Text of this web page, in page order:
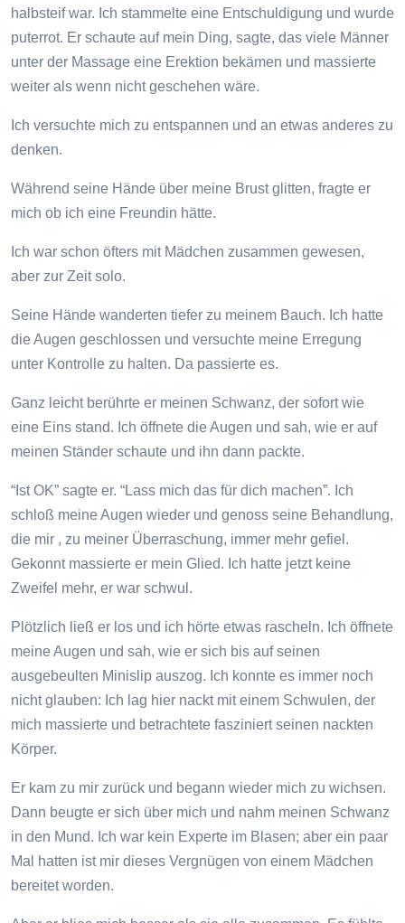
halbsteif war. Ich stammelte eine Entschuldigung und wurde
puterrot. Er schaute auf mein Ding, sagte, das viele Männer
unter der Massage eine Erektion bekämen und massierte
weiter als wenn nicht geschehen wäre.
Ich versuchte mich zu entspannen und an etwas anderes zu
denken.
Während seine Hände über meine Brust glitten, fragte er
mich ob ich eine Freundin hätte.
Ich war schon öfters mit Mädchen zusammen gewesen,
aber zur Zeit solo.
Seine Hände wanderten tiefer zu meinem Bauch. Ich hatte
die Augen geschlossen und versuchte meine Erregung
unter Kontrolle zu halten. Da passierte es.
Ganz leicht berührte er meinen Schwanz, der sofort wie
eine Eins stand. Ich öffnete die Augen und sah, wie er auf
meinen Ständer schaute und ihn dann packte.
“Ist OK” sagte er. “Lass mich das für dich machen”. Ich
schloß meine Augen wieder und genoss seine Behandlung,
die mir , zu meiner Überraschung, immer mehr gefiel.
Gekonnt massierte er mein Glied. Ich hatte jetzt keine
Zweifel mehr, er war schwul.
Plötzlich ließ er los und ich hörte etwas rascheln. Ich öffnete
meine Augen und sah, wie er sich bis auf seinen
ausgebeulten Minislip auszog. Ich konnte es immer noch
nicht glauben: Ich lag hier nackt mit einem Schwulen, der
mich massierte und betrachtete fasziniert seinen nackten
Körper.
Er kam zu mir zurück und begann wieder mich zu wichsen.
Dann beugte er sich über mich und nahm meinen Schwanz
in den Mund. Ich war kein Experte im Blasen; aber ein paar
Mal hatten ist mir dieses Vergnügen von einem Mädchen
bereitet worden.